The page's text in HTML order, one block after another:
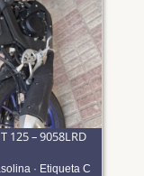
125 – 9058LRD
· Etiqueta C